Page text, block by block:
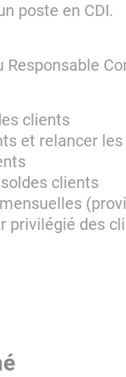
poste en CDI.
clients
et relancer
clients
privilégié des